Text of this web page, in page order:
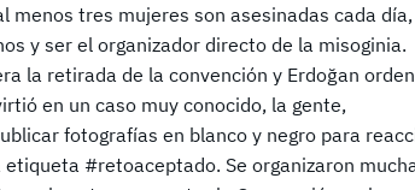
menos tres mujeres son asesinadas cada
y ser el organizador directo de la misoginia.
la retirada de la convención y Erdoğan
en un caso muy conocido, la gente,
fotografías en blanco y negro para
#retoaceptado. Se organizaron